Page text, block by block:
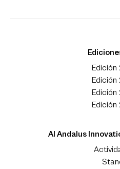
Edición
Edición
Al Andalus